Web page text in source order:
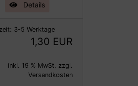
Details
3-5 Werktage
1,30 EUR
inkl. 19 % MwSt. zzgl.
Versandkosten